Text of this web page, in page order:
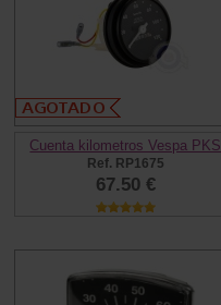
Cuenta kilometros Vespa PKS
Ref. RP1675
67.50 €